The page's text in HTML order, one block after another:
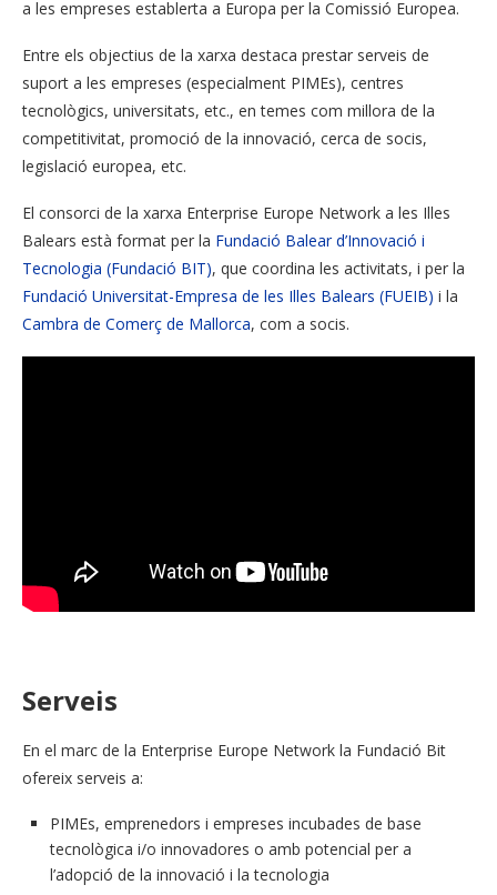
a les empreses establerta a Europa per la Comissió Europea.
Entre els objectius de la xarxa destaca prestar serveis de
suport a les empreses (especialment PIMEs), centres
tecnològics, universitats, etc., en temes com millora de la
competitivitat, promoció de la innovació, cerca de socis,
legislació europea, etc.
El consorci de la xarxa Enterprise Europe Network a les Illes
Balears està format per la Fundació Balear d’Innovació i
Tecnologia (Fundació BIT), que coordina les activitats, i per la
Fundació Universitat-Empresa de les Illes Balears (FUEIB) i la
Cambra de Comerç de Mallorca, com a socis.
Serveis
En el marc de la Enterprise Europe Network la Fundació Bit
ofereix serveis a:
PIMEs, emprenedors i empreses incubades de base
tecnològica i/o innovadores o amb potencial per a
l’adopció de la innovació i la tecnologia